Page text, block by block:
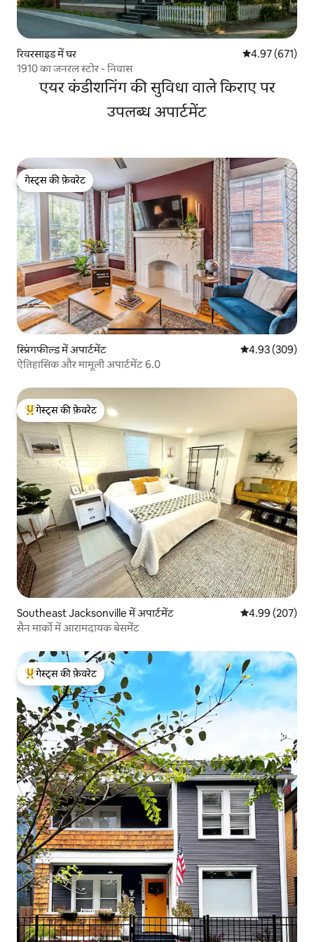
रिवरसाइड में घर औसत रेटिंग 5 में से
4.97 (671)
1910 का जनरल स्टोर - निवास
एयर कंडीशनिंग की सुविधा वाले किराए पर
उपलब्ध अपार्टमेंट
गेस्ट्स की फ़ेवरेट
गेस्ट्स की फ़ेवरेट
स्प्रिंगफील्ड में अपार्टमेंट औसत रेटिंग 5 में से
4.93 (309)
ऐतिहासिक और मामूली अपार्टमेंट 6.0
गेस्ट्स का टॉप फ़ेवरेट
गेस्ट्स की फ़ेवरेट
Southeast Jacksonville में अपार्टमेंट औसत रेटिंग 5 में से
4.99 (207)
सैन मार्को में आरामदायक बेसमेंट
गेस्ट्स का टॉप फ़ेवरेट
गेस्ट्स की फ़ेवरेट